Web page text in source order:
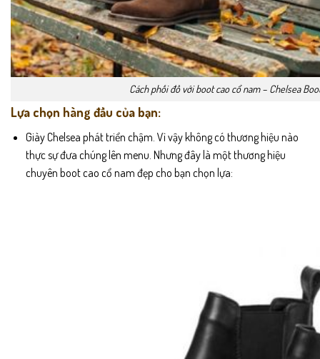
Cách phối đồ với boot cao cổ nam – Chelsea
Lựa chọn hàng đầu của bạn:
Giày Chelsea phát triển chậm. Vì vậy không có thương hiệu nào
thực sự đưa chúng lên menu. Nhưng đây là một thương hiệu
chuyên boot cao cổ nam đẹp cho bạn chọn lựa: